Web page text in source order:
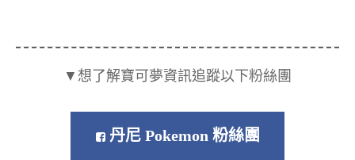
▼想了解寶可夢資訊追蹤以下粉絲團
丹尼 Pokemon 粉絲團